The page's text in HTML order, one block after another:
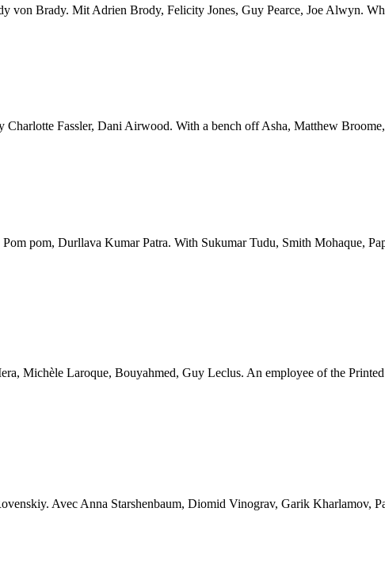
Brady. Mit Adrien Brody, Felicity Jones, Guy Pearce, Joe Alwyn.
Fassler, Dani Airwood. With a bench off Asha, Matthew
pom, Durllava Kumar Patra. With Sukumar Tudu, Smith Mohaque,
Michèle Laroque, Bouyahmed, Guy Leclus. An employee of the
Avec Anna Starshenbaum, Diomid Vinograv, Garik Kharlamov,